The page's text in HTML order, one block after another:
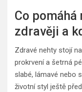
Co
zdravěji a
Zdravé nehty stojí
prokrvení a šetrná
slabé, lámavé nebo
životní styl ještě